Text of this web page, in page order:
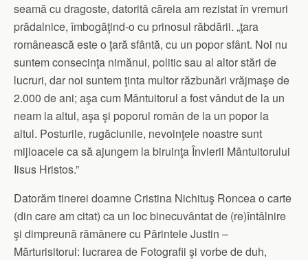
seamă cu dragoste, datorită căreia am rezistat în vremuri
prădalnice, îmbogăţind-o cu prinosul răbdării. „ţara
românească este o ţară sfântă, cu un popor sfânt. Noi nu
suntem consecinţa nimănui, politic sau al altor stări de
lucruri, dar noi suntem ţinta multor răzbunări vrăjmaşe de
2.000 de ani; aşa cum Mântuitorul a fost vândut de la un
neam la altul, aşa şi poporul român de la un popor la
altul. Posturile, rugăciunile, nevoinţele noastre sunt
mijloacele ca să ajungem la biruinţa Învierii Mântuitorului
Iisus Hristos.”
Datorăm tinerei doamne Cristina Nichituş Roncea o carte
(din care am citat) ca un loc binecuvântat de (re)întâlnire
şi dimpreună rămânere cu Părintele Justin –
Mărturisitorul: lucrarea de Fotografii şi vorbe de duh,